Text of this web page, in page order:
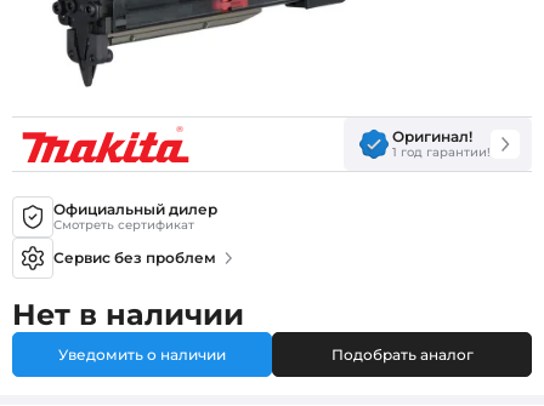
Оригинал!
1 год гарантии!
Официальный дилер
Смотреть сертификат
Сервис без проблем
Нет в наличии
Уведомить о наличии Подобрать аналог